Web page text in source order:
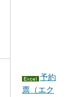
予約
票（エク